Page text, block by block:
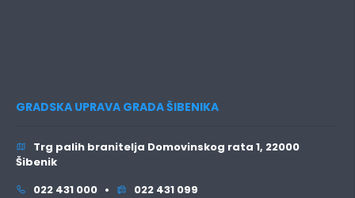
GRADSKA UPRAVA GRADA ŠIBENIKA
Trg palih branitelja Domovinskog rata 1, 22000
Šibenik
022 431 000 •
022 431 099